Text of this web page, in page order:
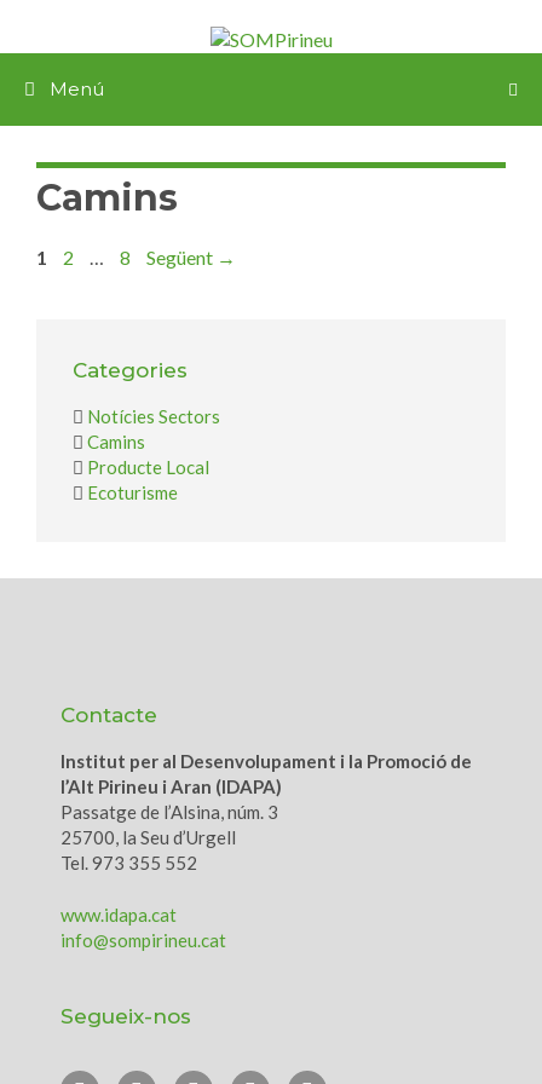
Menú
Camins
1 2 … 8 Següent →
Categories
Notícies Sectors
Camins
Producte Local
Ecoturisme
Contacte
Institut per al Desenvolupament i la Promoció de
l’Alt Pirineu i Aran (IDAPA)
Passatge de l’Alsina, núm. 3
25700, la Seu d’Urgell
Tel. 973 355 552
www.idapa.cat
info@sompirineu.cat
Segueix-nos